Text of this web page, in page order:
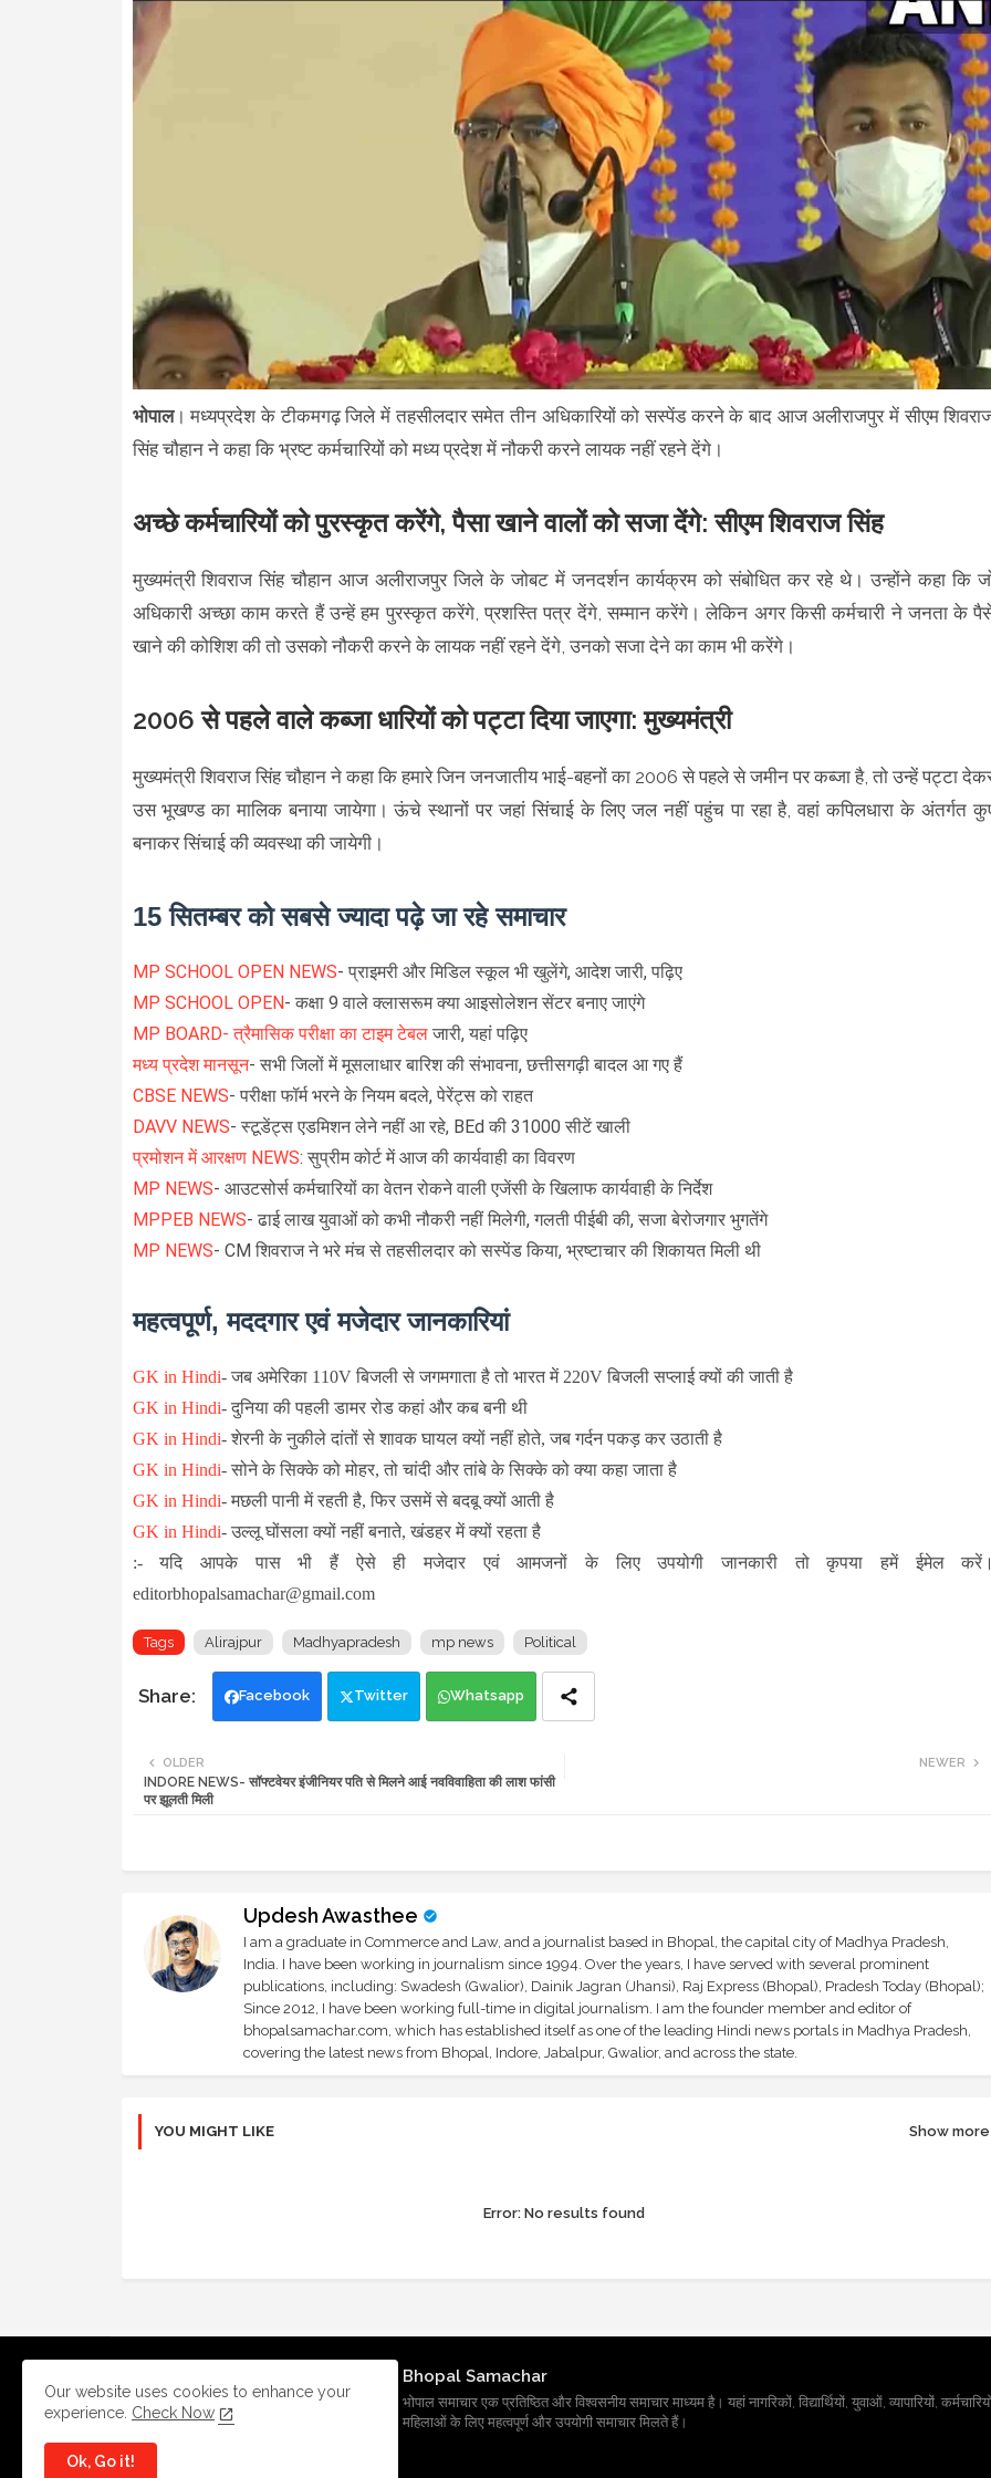
भोपाल। मध्यप्रदेश के टीकमगढ़ जिले में तहसीलदार समेत तीन अधिकारियों को सस्पेंड करने के बाद आज अलीराजपुर में सीएम
सिंह चौहान ने कहा कि भ्रष्ट कर्मचारियों को मध्य प्रदेश में नौकरी करने लायक नहीं रहने देंगे।
अच्छे कर्मचारियों को पुरस्कृत करेंगे, पैसा खाने वालों को सजा देंगे: सीएम शिवराज सिंह
मुख्यमंत्री शिवराज सिंह चौहान आज अलीराजपुर जिले के जोबट में जनदर्शन कार्यक्रम को संबोधित कर रहे थे। उन्होंने कहा कि
अधिकारी अच्छा काम करते हैं उन्हें हम पुरस्कृत करेंगे, प्रशस्ति पत्र देंगे, सम्मान करेंगे। लेकिन अगर किसी कर्मचारी ने जनता के
खाने की कोशिश की तो उसको नौकरी करने के लायक नहीं रहने देंगे, उनको सजा देने का काम भी करेंगे।
2006 से पहले वाले कब्जा धारियों को पट्टा दिया जाएगा: मुख्यमंत्री
मुख्यमंत्री शिवराज सिंह चौहान ने कहा कि हमारे जिन जनजातीय भाई-बहनों का 2006 से पहले से जमीन पर कब्जा है, तो उन्हें पट्टा
उस भूखण्ड का मालिक बनाया जायेगा। ऊंचे स्थानों पर जहां सिंचाई के लिए जल नहीं पहुंच पा रहा है, वहां कपिलधारा के अंतर्गत
बनाकर सिंचाई की व्यवस्था की जायेगी।
15 सितम्बर को सबसे ज्यादा पढ़े जा रहे समाचार
MP SCHOOL OPEN NEWS- प्राइमरी और मिडिल स्कूल भी खुलेंगे, आदेश जारी, पढ़िए
MP SCHOOL OPEN- कक्षा 9 वाले क्लासरूम क्या आइसोलेशन सेंटर बनाए जाएंगे
MP BOARD- त्रैमासिक परीक्षा का टाइम टेबलजारी, यहां पढ़िए
मध्य प्रदेश मानसून- सभी जिलों में मूसलाधार बारिश की संभावना, छत्तीसगढ़ी बादल आ गए हैं
CBSE NEWS- परीक्षा फॉर्म भरने के नियम बदले, पेरेंट्स को राहत
DAVV NEWS- स्टूडेंट्स एडमिशन लेने नहीं आ रहे, BEd की 31000 सीटें खाली
प्रमोशन में आरक्षण NEWS: सुप्रीम कोर्ट में आज की कार्यवाही का विवरण
MP NEWS- आउटसोर्स कर्मचारियों का वेतन रोकने वाली एजेंसी के खिलाफ कार्यवाही के निर्देश
MPPEB NEWS- ढाई लाख युवाओं को कभी नौकरी नहीं मिलेगी, गलती पीईबी की, सजा बेरोजगार भुगतेंगे
MP NEWS- CM शिवराज ने भरे मंच से तहसीलदार को सस्पेंड किया, भ्रष्टाचार की शिकायत मिली थी
महत्वपूर्ण, मददगार एवं मजेदार जानकारियां
GK in Hindi- जब अमेरिका 110V बिजली से जगमगाता है तो भारत में 220V बिजली सप्लाई क्यों की जाती है
GK in Hindi- दुनिया की पहली डामर रोड कहां और कब बनी थी
GK in Hindi- शेरनी के नुकीले दांतों से शावक घायल क्यों नहीं होते, जब गर्दन पकड़ कर उठाती है
GK in Hindi- सोने के सिक्के को मोहर, तो चांदी और तांबे के सिक्के को क्या कहा जाता है
GK in Hindi- मछली पानी में रहती है, फिर उसमें से बदबू क्यों आती है
GK in Hindi- उल्लू घोंसला क्यों नहीं बनाते, खंडहर में क्यों रहता है
:- यदि आपके पास भी हैं ऐसे ही मजेदार एवं आमजनों के लिए उपयोगी जानकारी तो कृपया हमें ईमेल
editorbhopalsamachar@gmail.com
Tags Alirajpur Madhyapradesh mp news Political
Facebook Twitter Whatsapp
NEWER
OLDER
INDORE NEWS- सॉफ्टवेयर इंजीनियर पति से मिलने आई नवविवाहिता की लाश फांसी
पर झूलती मिली
Updesh Awasthee
I am a graduate in Commerce and Law, and a journalist based in Bhopal, the capital city of Madhya Pradesh,
India. I have been working in journalism since 1994. Over the years, I have served with several prominent
publications, including: Swadesh (Gwalior), Dainik Jagran (Jhansi), Raj Express (Bhopal), Pradesh Today (Bhopal);
Since 2012, I have been working full-time in digital journalism. I am the founder member and editor of
bhopalsamachar.com, which has established itself as one of the leading Hindi news portals in Madhya Pradesh,
covering the latest news from Bhopal, Indore, Jabalpur, Gwalior, and across the state.
YOU MIGHT LIKE Show more
Error:No results found
Bhopal Samachar
भोपाल समाचार एक प्रतिष्ठित और विश्वसनीय समाचार माध्यम है। यहां नागरिकों, विद्यार्थियों, युवाओं, व्यापारियों,
महिलाओं के लिए महत्वपूर्ण और उपयोगी समाचार मिलते हैं।
Our website uses cookies to enhance your
experience. Check Now
Ok, Go it!